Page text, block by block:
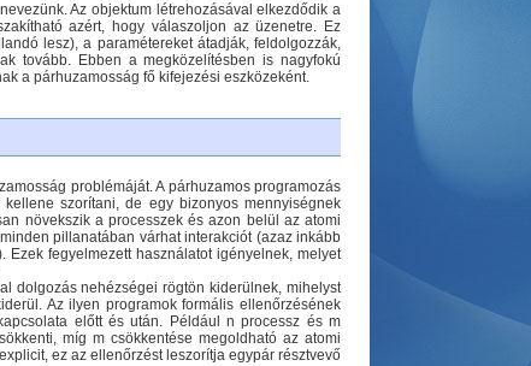
Az objektum létrehozásával elkezdődik a
azért, hogy válaszoljon az üzenetre. Ez
lesz), a paramétereket átadják, feldolgozzák,
tovább. Ebben a megközelítésben is nagyfokú
a párhuzamosság fő kifejezési eszközeként.
problémáját. A párhuzamos programozás
szorítani, de egy bizonyos mennyiségnek
növekszik a processzek és azon belül az atomi
pillanatában várhat interakciót (azaz inkább
Ezek fegyelmezett használatot igényelnek, melyet
dolgozás nehézségei rögtön kiderülnek, mihelyst
Az ilyen programok formális ellenőrzésének
előtt és után. Például n processz és m
míg m csökkentése megoldható az atomi
ez az ellenőrzést leszorítja egypár résztvevő